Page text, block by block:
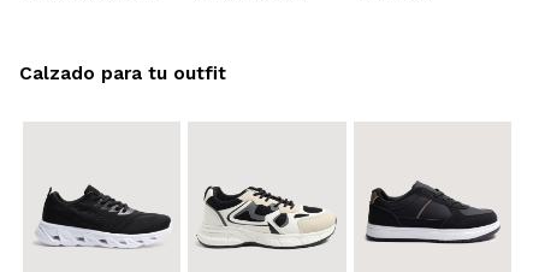
Calzado para tu outfit